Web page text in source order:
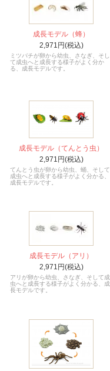
成長モデル（蜂）
2,971円(税込)
ミツバチが卵から幼虫、さなぎ、そし
て成虫へと成長する様子がよく分か
る、成長モデルです。
成長モデル（てんとう虫）
2,971円(税込)
てんとう虫が卵から幼虫、蛹、そして
成虫へと成長する様子がよく分かる、
成長モデルです。
成長モデル（アリ）
2,971円(税込)
アリが卵から幼虫、さなぎ、そして成
虫へと成長する様子がよく分かる、成
長モデルです。